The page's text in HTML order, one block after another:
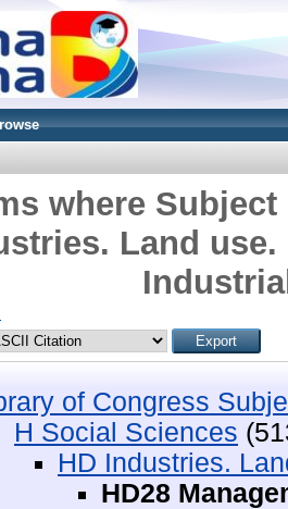
where
Land use.
of Congress
H Social Sciences
HD Industries.
HD28